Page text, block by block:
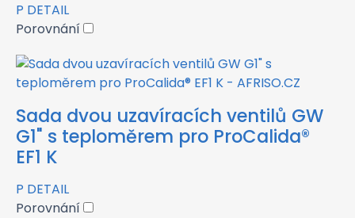
P DETAIL
Porovnání
Sada dvou uzavíracích ventilů GW
G1" s teploměrem pro ProCalida®
EF1 K
P DETAIL
Porovnání